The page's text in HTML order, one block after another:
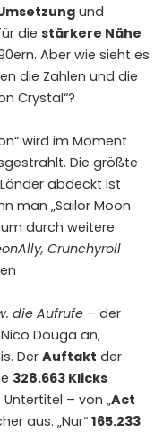
und
die stärkere Nähe
Aber wie sieht es
die Zahlen und die
Crystal“?
wird im Moment
Die größte
abdeckt ist
man „Sailor Moon
durch weitere
Crunchyroll
die Aufrufe – der
Douga an,
Der Auftakt der
328.663 Klicks
– von „Act
aus. „Nur“ 165.233